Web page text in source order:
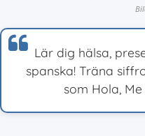
Lär dig hälsa,
spanska! Träna
som Hola,